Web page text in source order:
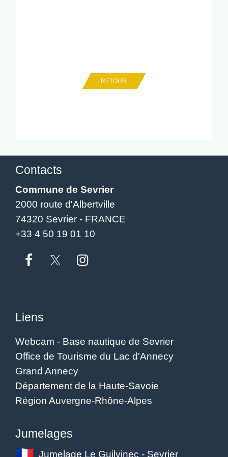
RETOUR
Contacts
Commune de Sevrier
2000 route d'Albertville
74320 Sevrier - FRANCE
+33 4 50 19 01 10
Liens
Webcam - Base nautique de Sevrier
Office de Tourisme du Lac d'Annecy
Grand Annecy
Département de la Haute-Savoie
Région Auvergne-Rhône-Alpes
Jumelages
Jumelage Le Guilvinec - Sevrier